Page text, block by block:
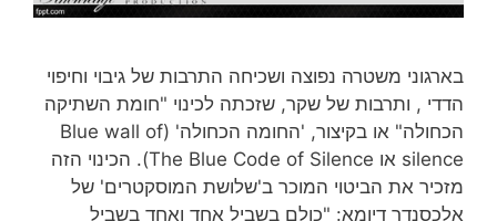
בארגוני משטרה נפוצה ושכיחה התרבות של גיבוי וחיפוי
הדדי , ותרבות של שקר, שזכתה לכינוי "חומת השתיקה
הכחולה" או בקיצור, 'החומה הכחולה' (Blue wall of
silence או The Blue Code of Silence). הכינוי הזה
מזכיר את הביטוי המוכר ב'שלושת המוסקטרים' של
אלכסנדר דיומא: "כולם בשביל אחד ואחד בשביל